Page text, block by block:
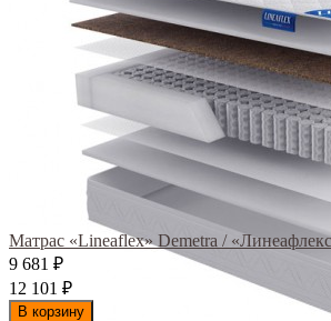
Матрас «Lineaflex» Demetra /
9 681
₽
12 101 ₽
В корзину